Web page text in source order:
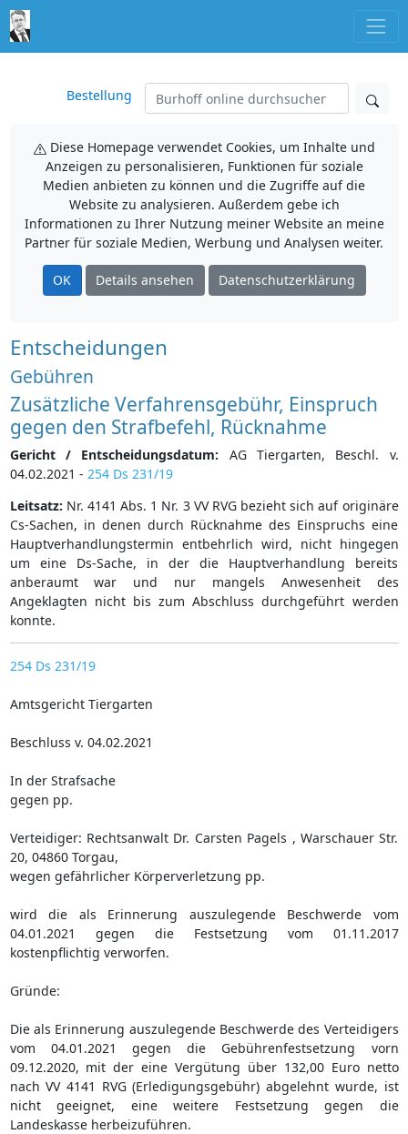
Bestellung
Diese Homepage verwendet Cookies, um Inhalte und
Anzeigen zu personalisieren, Funktionen für soziale
Medien anbieten zu können und die Zugriffe auf die
Website zu analysieren. Außerdem gebe ich
Informationen zu Ihrer Nutzung meiner Website an meine
Partner für soziale Medien, Werbung und Analysen weiter.
OK Details ansehen Datenschutzerklärung
Entscheidungen
Gebühren
Zusätzliche Verfahrensgebühr, Einspruch
gegen den Strafbefehl, Rücknahme
Gericht / Entscheidungsdatum: AG Tiergarten, Beschl. v.
04.02.2021 - 254 Ds 231/19
Leitsatz: Nr. 4141 Abs. 1 Nr. 3 VV RVG bezieht sich auf originäre
Cs-Sachen, in denen durch Rücknahme des Einspruchs eine
Hauptverhandlungstermin entbehrlich wird, nicht hingegen
um eine Ds-Sache, in der die Hauptverhandlung bereits
anberaumt war und nur mangels Anwesenheit des
Angeklagten nicht bis zum Abschluss durchgeführt werden
konnte.
254 Ds 231/19
Amtsgericht Tiergarten
Beschluss v. 04.02.2021
In der Strafsache
gegen pp.
Verteidiger: Rechtsanwalt Dr. Carsten Pagels , Warschauer Str.
20, 04860 Torgau,
wegen gefährlicher Körperverletzung pp.
wird die als Erinnerung auszulegende Beschwerde vom
04.01.2021 gegen die Festsetzung vom 01.11.2017
kostenpflichtig verworfen.
Gründe:
Die als Erinnerung auszulegende Beschwerde des Verteidigers
vom 04.01.2021 gegen die Gebührenfestsetzung vorn
09.12.2020, mit der eine Vergütung über 132,00 Euro netto
nach VV 4141 RVG (Erledigungsgebühr) abgelehnt wurde, ist
nicht geeignet, eine weitere Festsetzung gegen die
Landeskasse herbeizuführen.